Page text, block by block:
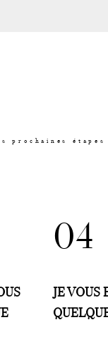
prochaines étapes
04
JE VOUS